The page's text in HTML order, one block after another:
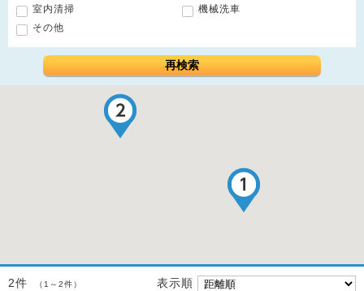
室内清掃
機械洗車
その他
再検索
2件 （1～2件） 表示順